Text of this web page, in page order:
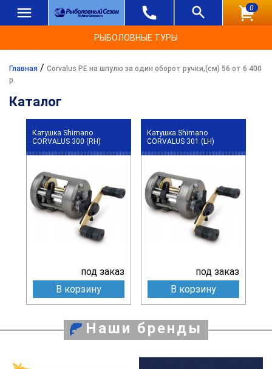
0
РЫБОЛОВНЫЕ ТУРЫ
Главная / Corvalus PE на шпулю за один оборот ручки,(см) 56 от 6 400
р.
Каталог
Катушка Shimano
CORVALUS 300 (RH)
под заказ
В корзину
Катушка Shimano
CORVALUS 301 (LH)
под заказ
В корзину
Наши бренды